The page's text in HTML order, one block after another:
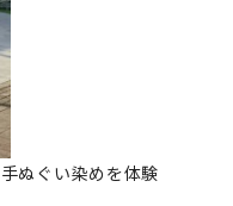
ぬぐい染めを体験